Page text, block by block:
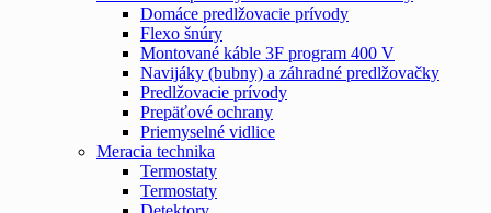
Domáce predlžovacie prívody
Flexo šnúry
Montované káble 3F program 400 V
Navijáky (bubny) a záhradné predlžovačky
Predlžovacie prívody
Prepäťové ochrany
Priemyselné vidlice
Meracia technika
Termostaty
Termostaty